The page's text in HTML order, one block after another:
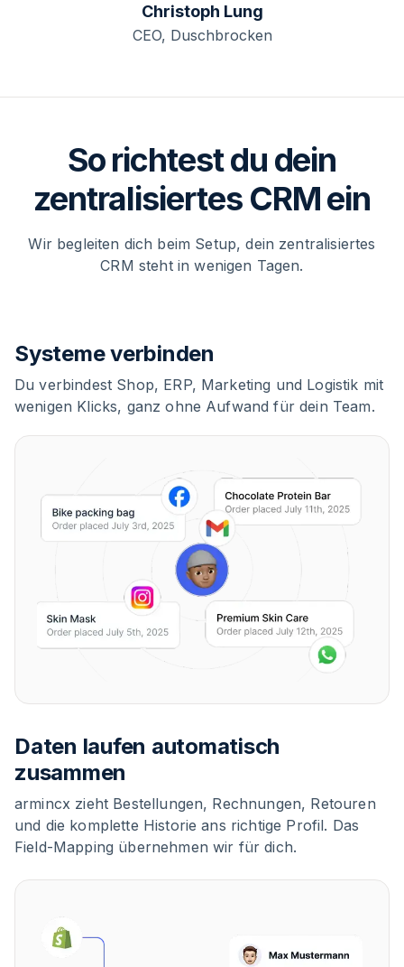
Christoph Lung
CEO, Duschbrocken
So richtest du dein
zentralisiertes CRM ein
Wir begleiten dich beim Setup, dein zentralisiertes
CRM steht in wenigen Tagen.
Systeme verbinden
Du verbindest Shop, ERP, Marketing und Logistik mit
wenigen Klicks, ganz ohne Aufwand für dein Team.
Daten laufen automatisch
zusammen
armincx zieht Bestellungen, Rechnungen, Retouren
und die komplette Historie ans richtige Profil. Das
Field-Mapping übernehmen wir für dich.